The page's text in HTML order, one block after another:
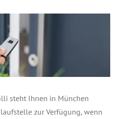
steht Ihnen in München
zur Verfügung, wenn